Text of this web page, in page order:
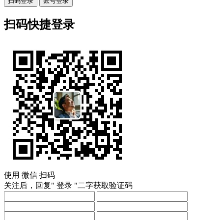
扫码快捷登录
使用 微信 扫码
关注后，回复" 登录 "二字获取验证码